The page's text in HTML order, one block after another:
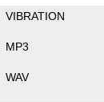
VIBRATION
MP3
WAV